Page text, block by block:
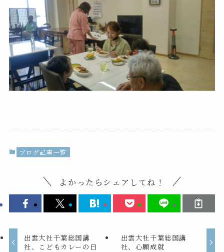
ブログ記事一覧
よかったらシェアしてね！
出雲大社千葉総国講
社、こどもカレーの日
出雲大社千葉総国講
社、心願成就